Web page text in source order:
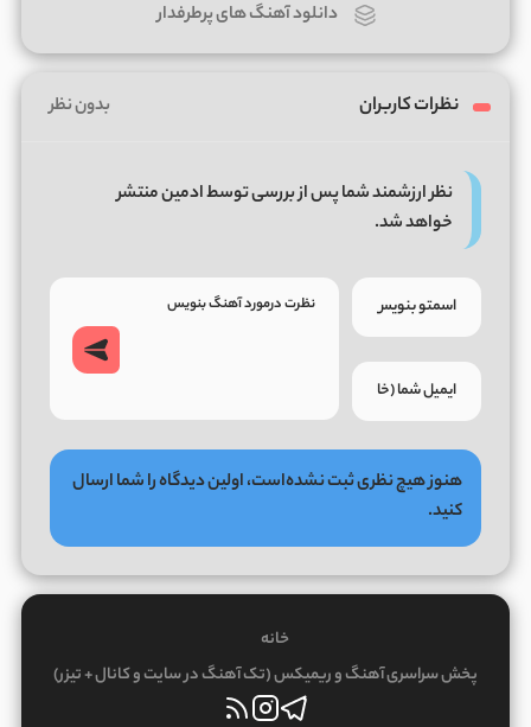
دانلود آهنگ های پرطرفدار
نظرات کاربران بدون نظر
نظر ارزشمند شما پس از بررسی توسط ادمین منتشر
خواهد شد.
هنوز هیچ نظری ثبت نشده‌است، اولین دیدگاه را شما ارسال
کنید.
خانه
پخش سراسری آهنگ و ریمیکس (تک آهنگ در سایت و کانال + تیزر)